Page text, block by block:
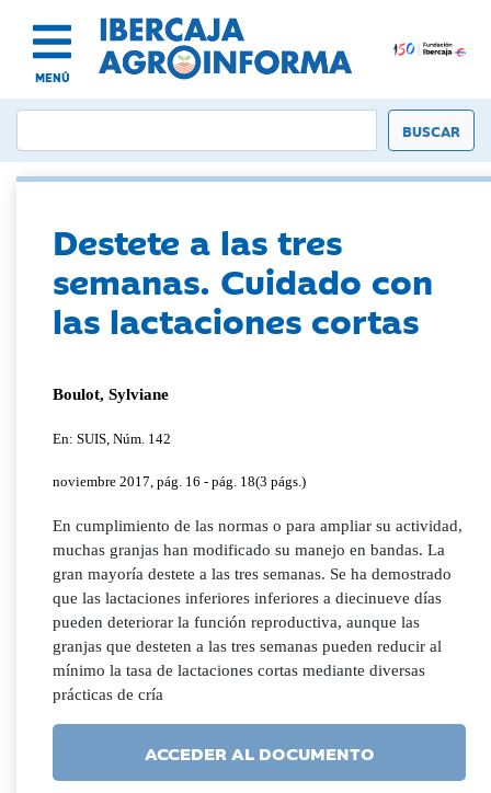
MENÚ
Destete a las tres
semanas. Cuidado con
las lactaciones cortas
Boulot, Sylviane
En: SUIS, Núm. 142
noviembre 2017, pág. 16 - pág. 18(3 págs.)
En cumplimiento de las normas o para ampliar su actividad,
muchas granjas han modificado su manejo en bandas. La
gran mayoría destete a las tres semanas. Se ha demostrado
que las lactaciones inferiores inferiores a diecinueve días
pueden deteriorar la función reproductiva, aunque las
granjas que desteten a las tres semanas pueden reducir al
mínimo la tasa de lactaciones cortas mediante diversas
prácticas de cría
ACCEDER AL DOCUMENTO